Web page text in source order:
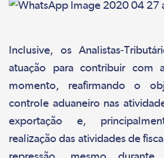
Inclusive, os Analistas-
atuação para contribuir com
momento, reafirmando o
controle aduaneiro nas
exportação e,
realização das atividades de